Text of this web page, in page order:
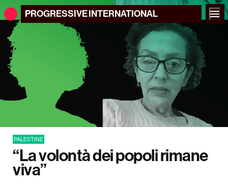
PROGRESSIVEINTERNATIONAL
PALESTINE
“La volontà dei popoli rimane
viva”